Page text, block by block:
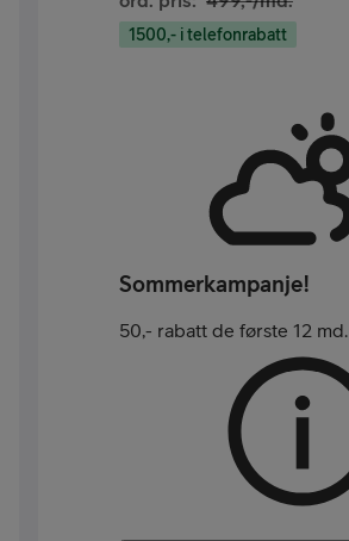
1500,- i telefonrabatt
Sommerkampanje!
50,- rabatt de første 12 md.